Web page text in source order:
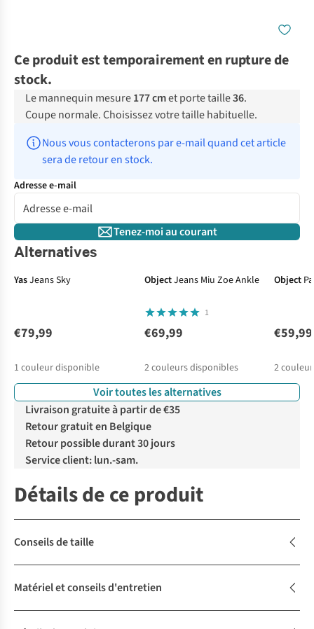
Ce produit est temporairement en rupture de
stock.
Le mannequin mesure177 cmet porte taille36.
Coupe normale. Choisissez votre taille habituelle.
Nous vous contacterons par e-mail quand cet article
sera de retour en stock.
Adresse e-mail
Tenez-moi au courant
Alternatives
YasJeans Sky
€79,99
1 couleur disponible
ObjectJeans Miu Zoe Ankle
1
€69,99
2couleurs disponibles
%
Object
€59,99
2
Voir toutes les alternatives
Livraison gratuite à partir de €35
Retour gratuit en Belgique
Retour possible durant 30 jours
Service client: lun.-sam.
Détails de ce produit
Conseils de taille
Matériel et conseils d'entretien